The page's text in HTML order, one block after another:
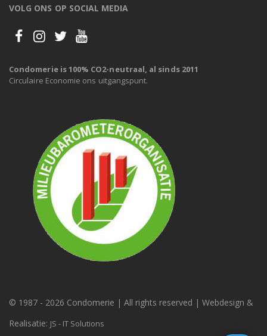
VOLG ONS OP SOCIAL MEDIA
Condomerie is 100% CO2-neutraal, al sinds 2011
Circulaire Economie ons uitgangspunt.
© 1987 - 2026 Condomerie | All rights reserved | Webdesign &
Realisatie: JS - IT Solutions